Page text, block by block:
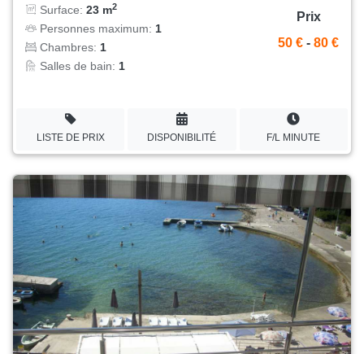
Surface: 23 m2
Personnes maximum: 1
Chambres: 1
Salles de bain: 1
Prix
50 € - 80 €
LISTE DE PRIX DISPONIBILITÉ F/L MINUTE